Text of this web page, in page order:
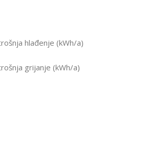
hlađenje (kWh/a)
grijanje (kWh/a)